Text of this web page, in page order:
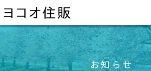
お知らせ